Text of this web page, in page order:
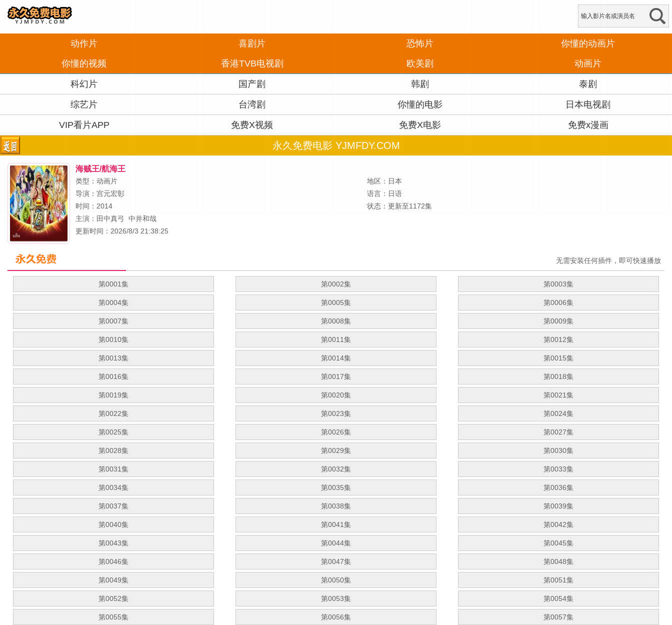
动作片 喜剧片 恐怖片
你懂的动画片
你懂的视频
香港TVB电视剧 欧美剧 动画片
科幻片 国产剧 韩剧 泰剧
综艺片 台湾剧 你懂的电影 日本电视剧
VIP看片APP 免费X视频 免费X电影 免费x漫画
永久免费电影 YJMFDY.COM
海贼王/航海王
类型：动画片
地区：日本
导演： 宫元宏彰
语言：日语
时间：2014
状态：更新至1172集
主演： 田中真弓
中井和哉
更新时间：2026/8/3 21:38:25
无需安装任何插件，即可快速播放
第0001集 第0002集 第0003集
第0004集 第0005集 第0006集
第0007集 第0008集 第0009集
第0010集 第0011集 第0012集
第0013集 第0014集 第0015集
第0016集 第0017集 第0018集
第0019集 第0020集 第0021集
第0022集 第0023集 第0024集
第0025集 第0026集 第0027集
第0028集 第0029集 第0030集
第0031集 第0032集 第0033集
第0034集 第0035集 第0036集
第0037集 第0038集 第0039集
第0040集 第0041集 第0042集
第0043集 第0044集 第0045集
第0046集 第0047集 第0048集
第0049集 第0050集 第0051集
第0052集 第0053集 第0054集
第0055集 第0056集 第0057集